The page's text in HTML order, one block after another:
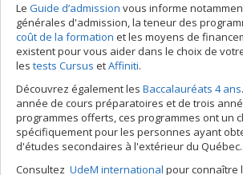
Le Guide d’admission vous informe
générales d'admission, la teneur des
coût de la formation et les moyens de
existent pour vous aider dans le choix de
les tests Cursus etAffiniti.
Découvrez également les Baccalauréats 4 ans
année de cours préparatoires et de trois
programmes offerts, ces programmes ont un
spécifiquement pour les personnes ayant
d'études secondaires à l'extérieur du Québec.
Consultez UdeM international pour connaître